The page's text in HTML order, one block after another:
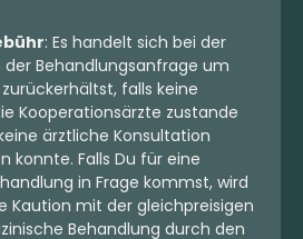
: Es handelt sich bei der
der Behandlungsanfrage um
falls keine
Kooperationsärzte zustande
ärztliche Konsultation
konnte. Falls Du für eine
in Frage kommst, wird
Kaution mit der gleichpreisigen
Behandlung durch den